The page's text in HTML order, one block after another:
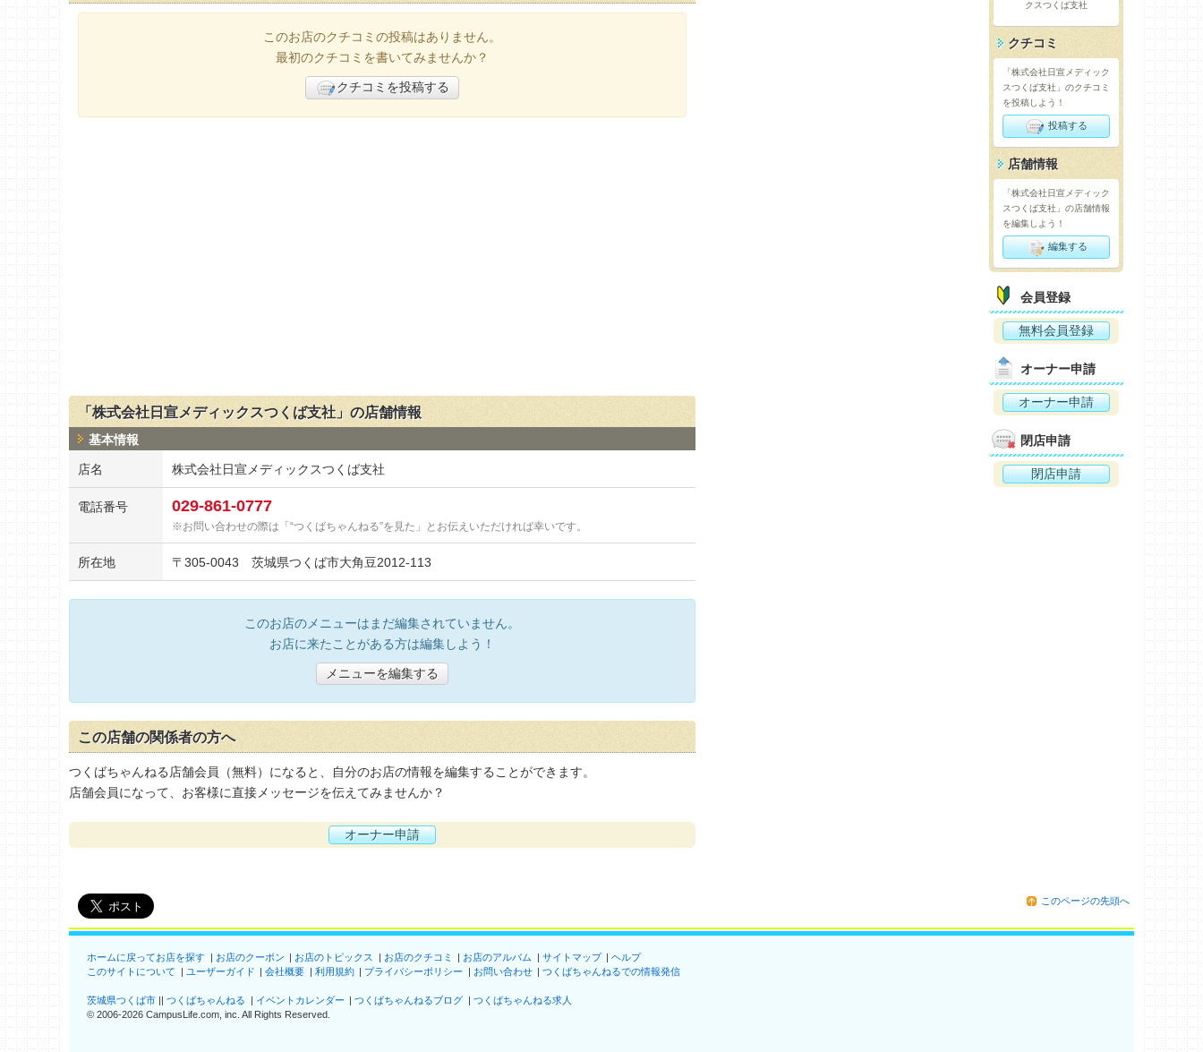
このお店のクチコミの投稿はありません。
最初のクチコミを書いてみませんか？
クチコミを投稿する
「株式会社日宣メディックスつくば支社」の店舗情報
基本情報
店名 株式会社日宣メディックスつくば支社
電話番号 029-861-0777
お問い合わせの際は「“つくばちゃんねる”を見た」とお伝えいただければ幸いです。
所在地 〒 305-0043 茨城県つくば市大角豆2012-113
このお店のメニューはまだ編集されていません。
お店に来たことがある方は編集しよう！
メニューを編集する
この店舗の関係者の方へ
つくばちゃんねる店舗会員（無料）になると、自分のお店の情報を編集することができます。
店舗会員になって、お客様に直接メッセージを伝えてみませんか？
オーナー申請
クチコミ
「株式会社日宣メディック
スつくば支社」のクチコミ
を投稿しよう！
投稿する
店舗情報
「株式会社日宣メディック
スつくば支社」の店舗情報
を編集しよう！
編集する
会員登録
無料会員登録
オーナー申請
オーナー申請
閉店申請
閉店申請
このページの先頭へ
ホームに戻ってお店を探す お店のクーポン お店のトピックス お店のクチコミ お店のアルバム サイトマップ
ヘルプ
このサイトについて
ユーザーガイド 会社概要 利用規約 プライバシーポリシー お問い合わせ つくばちゃんねるでの情報発信
茨城県つくば市 つくばちゃんねる イベントカレンダー つくばちゃんねるブログ
つくばちゃんねる求人
© 2006-2026 CampusLife.com, inc. All Rights Reserved